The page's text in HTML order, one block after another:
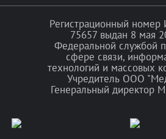
Регистрационный
75657 выдан 8 мая
Федеральной службой
сфере связи,
технологий и массовых
Учредитель ООО
Генеральный директор